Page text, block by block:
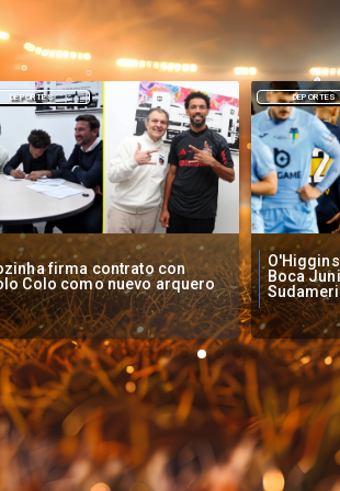
cae por penales ante
Juniors en Copa
DEPORTES
piden
Chile
NACIONAL